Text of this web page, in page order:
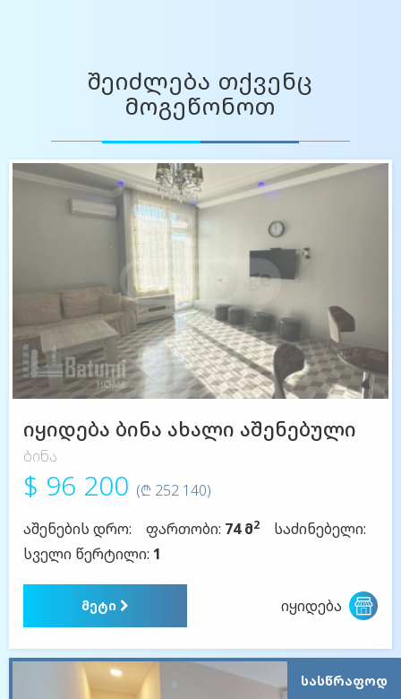
შეიძლება თქვენც
მოგეწონოთ
იყიდება ბინა ახალი აშენებული
ბინა
$ 96 200 (₾ 252 140)
აშენების დრო:
ფართობი: 74 მ2
საძინებელი:
სველი წერტილი: 1
მეტი იყიდება
ᲡᲐᲡᲬᲠᲐᲤᲝᲓ